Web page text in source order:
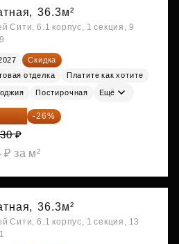
36.3м²
Сити, 6.1 корпус, 1 секция, 9
Скидка
отделка
Платите как хотите
Постирочная Ещё
₽ -26%
₽
₽ за м²
36.3м²
Сити, 6.1 корпус, 1 секция, 13